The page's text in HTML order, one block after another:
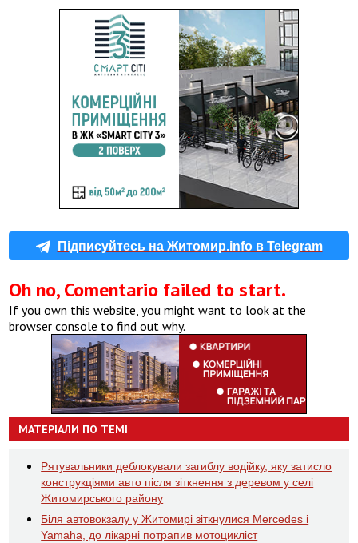
Підписуйтесь на Житомир.info в Telegram
Oh no, Comentario failed to start.
If you own this website, you might want to look at the
browser console to find out why.
МАТЕРІАЛИ ПО ТЕМІ
Рятувальники деблокували загиблу водійку, яку затисло
конструкціями авто після зіткнення з деревом у селі
Житомирського району
Біля автовокзалу у Житомирі зіткнулися Mercedes і
Yamaha, до лікарні потрапив мотоцикліст